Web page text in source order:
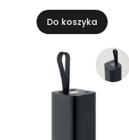
Do koszyka